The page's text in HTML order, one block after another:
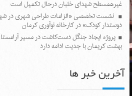
غیرهمسطح شهدای خلبان درحال تکمیل است
نشست تخصصی «الزامات طراحی شهری در
دوستدار کودک» در کارخانه نوآوری کرمان
پروژه ایجاد جنگل دست‌کاشت در مسیر
بهشت کریمان با جدیت ادامه دارد
آخرین خبر ها